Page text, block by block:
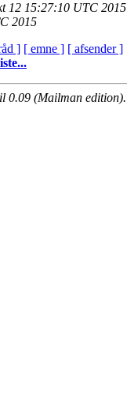
12 15:27:10 UTC 2015
2015
] [ emne ] [ afsender ]
0.09 (Mailman edition).